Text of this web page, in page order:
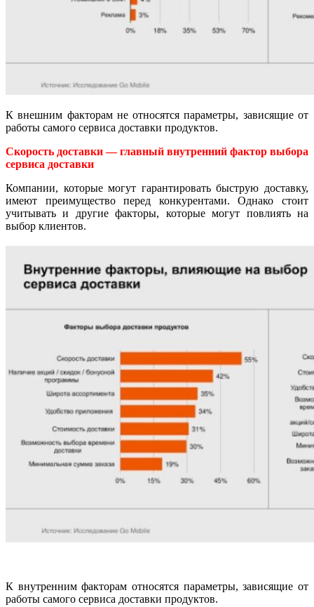
К внешним факторам не относятся параметры, зависящие от
работы самого сервиса доставки продуктов.
Скорость доставки — главный внутренний фактор выбора
сервиса доставки
Компании, которые могут гарантировать быструю доставку,
имеют преимущество перед конкурентами. Однако стоит
учитывать и другие факторы, которые могут повлиять на
выбор клиентов.
К внутренним факторам относятся параметры, зависящие от
работы самого сервиса доставки продуктов.